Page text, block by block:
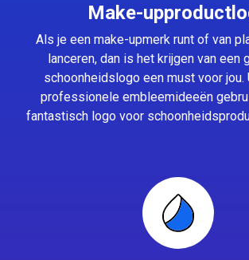
Make-
Als je een make-upmerk runt of van
lanceren, dan is het krijgen van een
schoonheidslogo een must voor jou.
professionele embleemideeën
fantastisch logo voor